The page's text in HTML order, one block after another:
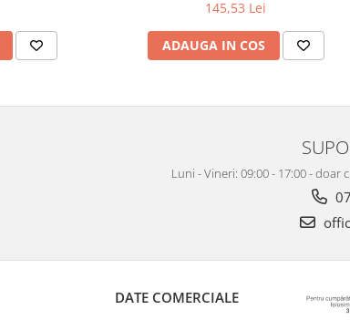
145,53 Lei
ADAUGA IN COS
Luni - Vineri: 09:00 - 17:00 -
DATE COMERCIALE